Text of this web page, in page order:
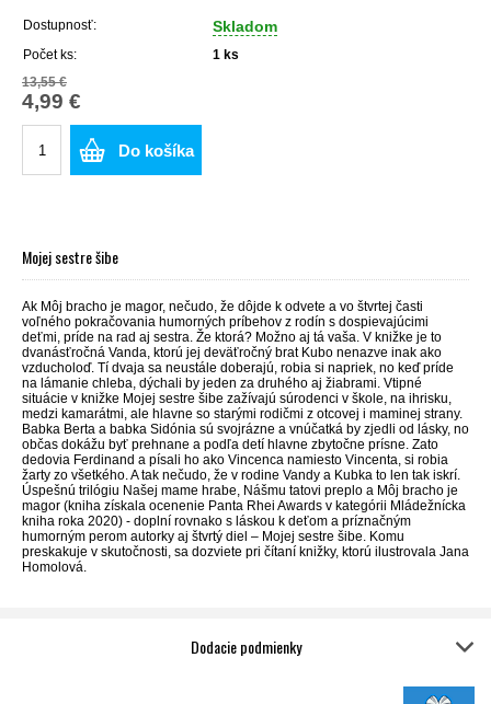
Dostupnosť: Skladom
Počet ks: 1 ks
13,55 €
4,99 €
Do košíka
Mojej sestre šibe
Ak Môj bracho je magor, nečudo, že dôjde k odvete a vo štvrtej časti
voľného pokračovania humorných príbehov z rodín s dospievajúcimi
deťmi, príde na rad aj sestra. Že ktorá? Možno aj tá vaša. V knižke je to
dvanásťročná Vanda, ktorú jej deväťročný brat Kubo nenazve inak ako
vzducholoď. Tí dvaja sa neustále doberajú, robia si napriek, no keď príde
na lámanie chleba, dýchali by jeden za druhého aj žiabrami. Vtipné
situácie v knižke Mojej sestre šibe zažívajú súrodenci v škole, na ihrisku,
medzi kamarátmi, ale hlavne so starými rodičmi z otcovej i maminej strany.
Babka Berta a babka Sidónia sú svojrázne a vnúčatká by zjedli od lásky, no
občas dokážu byť prehnane a podľa detí hlavne zbytočne prísne. Zato
dedovia Ferdinand a písali ho ako Vincenca namiesto Vincenta, si robia
žarty zo všetkého. A tak nečudo, že v rodine Vandy a Kubka to len tak iskrí.
Úspešnú trilógiu Našej mame hrabe, Nášmu tatovi preplo a Môj bracho je
magor (kniha získala ocenenie Panta Rhei Awards v kategórii Mládežnícka
kniha roka 2020) - doplní rovnako s láskou k deťom a príznačným
humorným perom autorky aj štvrtý diel – Mojej sestre šibe. Komu
preskakuje v skutočnosti, sa dozviete pri čítaní knižky, ktorú ilustrovala Jana
Homolová.
Dodacie podmienky